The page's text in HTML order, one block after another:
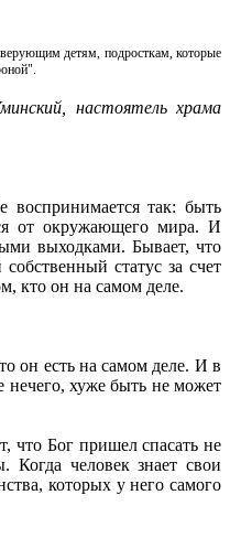
детям, подросткам, которые
настоятель храма
так: быть
от окружающего мира. И
выходками. Бывает, что
статус за счет
кто он на самом деле.
он есть на самом деле. И в
нечего, хуже быть не может
что Бог пришел спасать не
Когда человек знает свои
которых у него самого